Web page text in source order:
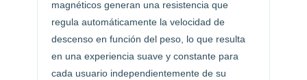
magnéticos generan una resistencia que
regula automáticamente la velocidad de
descenso en función del peso, lo que resulta
en una experiencia suave y constante para
cada usuario independientemente de su